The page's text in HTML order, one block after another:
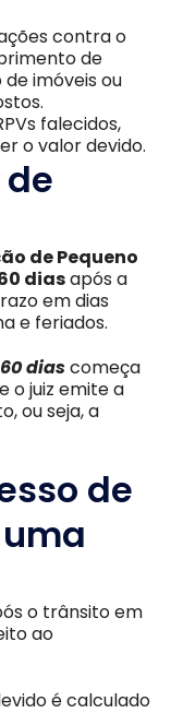
contra o
de
imóveis ou
falecidos,
o valor devido.
de Pequeno
diasapós a
em dias
e feriados.
diascomeça
o juiz emite a
ou seja, a
de
o trânsito em
ao
é calculado